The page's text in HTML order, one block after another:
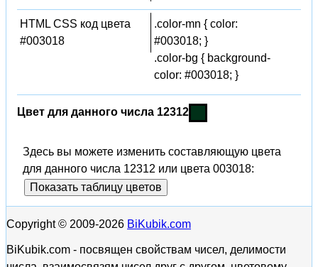
HTML CSS код цвета
#003018
.color-mn { color:
#003018; }
.color-bg { background-
color: #003018; }
Цвет для данного числа 12312
Здесь вы можете изменить составляющую цвета
для данного числа 12312 или цвета 003018:
Показать таблицу цветов
Copyright © 2009-2026 BiKubik.com
BiKubik.com - посвящен свойствам чисел, делимости